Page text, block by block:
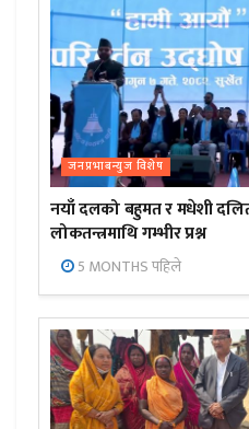
जनप्रभाबन्युज विशेष
नयाँ दलको बहुमत र मधेशी
लोकतन्त्रमाथि गम्भीर प्रश्न
5 MONTHS पहिले